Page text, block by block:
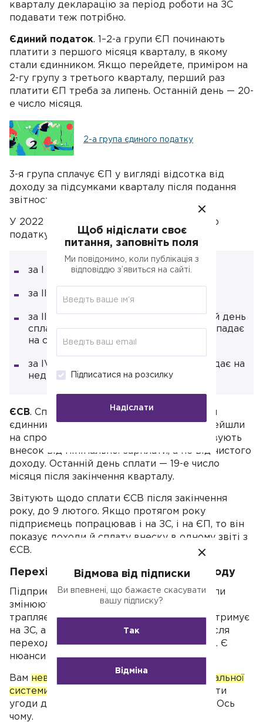
кварталу декларацію за період роботи на ЗС
подавати теж потрібно.
Єдиний податок. 1–2-а групи ЄП починають
платити з першого місяця кварталу, в якому
стали єдинником. Якщо перейдете, приміром на
2-гу групу з третього кварталу, перший раз
платити ЄП треба за липень. Останній день — 20-
е число місяця.
2-а група єдиного податку
3-я група сплачує ЄП у вигляді відсотка від
доходу за підсумками кварталу після подання
звітності.
У 2022 році останній день сплати єдиного
податку:
за I квартал — 19 травня;
за II квартал — 19 серпня;
за III квартал — 18 листопада (останній день
сплати переноситься, оскільки 19.11 випадає
на суботу);
за IV квартал — 17 лютого (19.02 выпадає на
неділю).
ЄСВ. Сплачувати внесок за правилами для
єдинників треба із кварталу, в якому перейшли
на спрощену систему. Єдинники розраховують
внесок від мінімальної зарплати, а не від чистого
доходу. Останній день сплати — 19-е число
місяця після закінчення кварталу.
Звітують щодо сплати ЄСВ після закінчення
року, до 9 лютого. Якщо протягом року
підприємець попрацював і на ЗС, і на ЄП, то він
показує доходи й сплату внеску в одному звіті з
ЄСВ.
Перехідні моменти у визначенні доходу
Підприємці не припиняють діяльності, коли
змінюють систему оподаткування. Часто
трапляється так, що гроші підприємець отримує
на ЗС, а роботу виконує й передає вже після
переходу на спрощену систему, і навпаки. Є
нюанси в обліку таких операцій.
Вам невигідно переносити операції із загальної
системи на ЄП
, й у ваших інтересах закрити
угоди до переходу на спрощену систему. Ось
чому.
Щоб нідіслати своє
питання, заповніть поля
Ми повідомимо, коли публікація з
відповіддю з’явиться на сайті.
Підписатися на розсилку
Надіслати
Відмова від підписки
Ви впевнені, що бажаєте скасувати
вашу підписку?
Так
Відміна